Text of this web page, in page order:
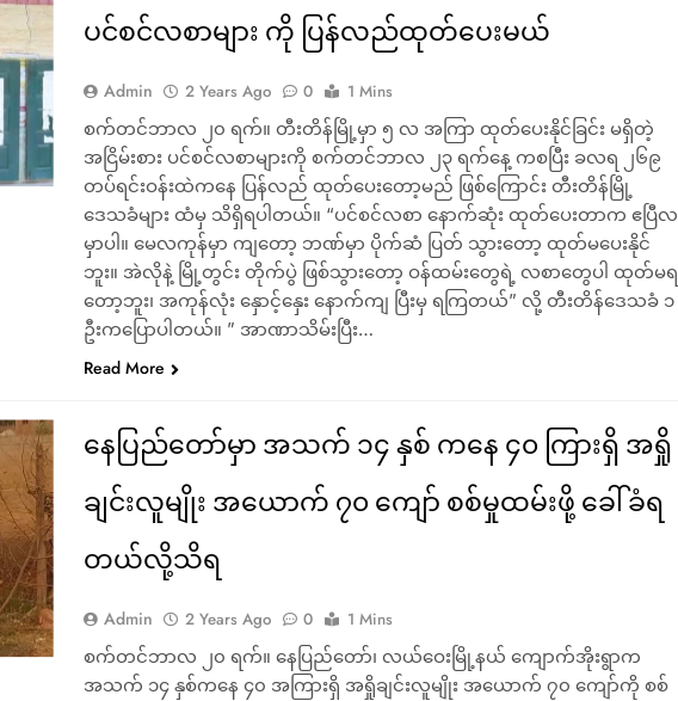
ပင်စင်လစာများ ကို ပြန်လည်ထုတ်ပေးမယ်
Admin 2 Years Ago 0
1 Mins
စက်တင်ဘာလ ၂၀ ရက်။ တီးတိန်မြို့မှာ ၅ လ အကြာ ထုတ်ပေးနိုင်ခြင်း မရှိတဲ့
အငြိမ်းစား ပင်စင်လစာများကို စက်တင်ဘာလ ၂၃ ရက်နေ့ ကစပြီး ခလရ ၂၆၉
တပ်ရင်းဝန်းထဲကနေ ပြန်လည် ထုတ်ပေးတော့မည် ဖြစ်ကြောင်း တီးတိန်မြို့
ဒေသခံများ ထံမှ သိရှိရပါတယ်။ “‌‌ပင်စင်လစာ နောက်ဆုံး ထုတ်ပေးတာက ဧပြီလ
မှာပါ။ မေလကုန်မှာ ကျတော့ ဘဏ်မှာ ပိုက်ဆံ ပြတ် သွားတော့ ထုတ်မပေးနိုင်
ဘူး။ အဲလိုနဲ့ မြို့တွင်း တိုက်ပွဲ ဖြစ်သွားတော့ ဝန်ထမ်းတွေရဲ့ လစာတွေပါ ထုတ်မရ
တော့ဘူး၊ အကုန်လုံး နှောင့်နှေး နောက်ကျ ပြီးမှ ရကြတယ်” လို့ တီးတိန်ဒေသခံ ၁
ဦးကပြောပါတယ်။ ” အာဏာသိမ်းပြီး…
Read More
နေပြည်တော်မှာ အသက် ၁၄ နှစ် ကနေ ၄၀ ကြားရှိ အရှို
ချင်းလူမျိုး အယောက် ၇၀ ကျော် စစ်မှုထမ်းဖို့ ခေါ်ခံရ
တယ်လို့သိရ
Admin 2 Years Ago 0
1 Mins
စက်တင်ဘာလ ၂၀ ရက်။ နေပြည်တော်၊ လယ်ဝေးမြို့နယ် ကျောက်အိုးရွာက
အသက် ၁၄ နှစ်ကနေ ၄၀ အကြားရှိ အရှိုချင်းလူမျိုး အယောက် ၇၀ ကျော်ကို စစ်